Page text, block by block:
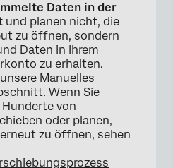
Daten in der
und planen nicht, die
zu öffnen, sondern
Daten in Ihrem
zu erhalten.
Manuelles
Wenn Sie
von
oder planen,
zu öffnen, sehen